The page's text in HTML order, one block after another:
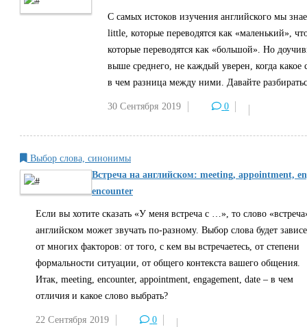
С самых истоков изучения английского мы
little, которые переводятся как «маленький»,
которые переводятся как «большой». Но
выше среднего, не каждый уверен, когда какое
в чем разница между ними. Давайте
30 Сентября 2019 0
Выбор слова, синонимы
Встреча на английском: meeting, appointment,
encounter
Если вы хотите сказать «У меня встреча с …», то слово
английском может звучать по-разному. Выбор слова будет
от многих факторов: от того, с кем вы встречаетесь, от степени
формальности ситуации, от общего контекста вашего общения.
Итак, meeting, encounter, appointment, engagement, date – в чем
отличия и какое слово выбрать?
22 Сентября 2019 0